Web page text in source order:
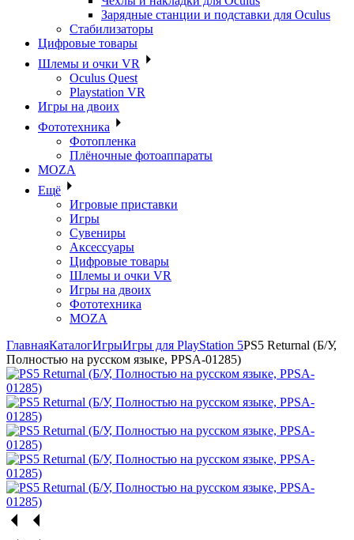
Зарядные станции и подставки для Oculus
Стабилизаторы
Цифровые товары
Шлемы и очки VR
Oculus Quest
Playstation VR
Игры на двоих
Фототехника
Фотопленка
Плёночные фотоаппараты
MOZA
Ещё
Игровые приставки
Игры
Сувениры
Аксессуары
Цифровые товары
Шлемы и очки VR
Игры на двоих
Фототехника
MOZA
ГлавнаяКаталогИгрыИгры для PlayStation 5PS5 Returnal (Б/У,
Полностью на русском языке, PPSA-01285)